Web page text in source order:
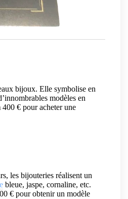
bijoux. Elle symbolise en
modèles en
€ pour acheter une
les bijouteries réalisent un
bleue, jaspe, cornaline, etc.
€ pour obtenir un modèle